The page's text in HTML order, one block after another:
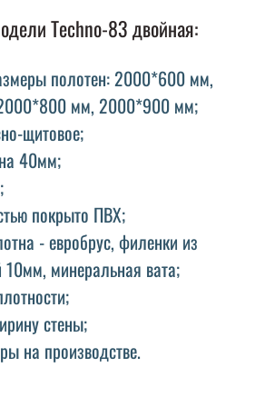
Techno-83 двойная:
полотен: 2000*600 мм,
мм, 2000*900 мм;
щитовое;
40мм;
покрыто ПВХ;
- евробрус, филенки из
минеральная вата;
стены;
на производстве.